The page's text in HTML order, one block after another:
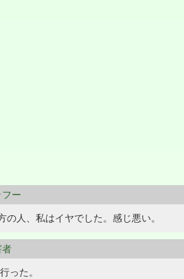
ー
人、私はイヤでした。感じ悪い。
った。